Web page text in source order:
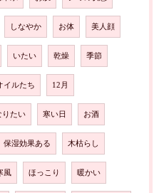
しなやか お体 美人顔
いたい 乾燥 季節
イルたち 12月
りたい 寒い日 お酒
保湿効果ある 木枯らし
風 ほっこり 暖かい